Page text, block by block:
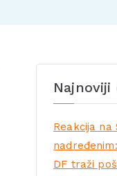
Najnoviji
Reakcija na
DF traži